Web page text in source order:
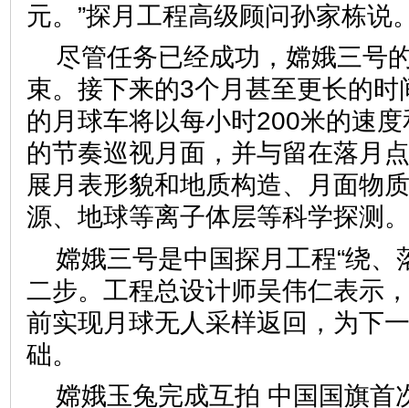
元。”探月工程高级顾问孙家栋说
尽管任务已经成功，嫦娥三号
束。接下来的3个月甚至更长的时
的月球车将以每小时200米的速度
的节奏巡视月面，并与留在落月
展月表形貌和地质构造、月面物
源、地球等离子体层等科学探测。
嫦娥三号是中国探月工程“绕、
二步。工程总设计师吴伟仁表示
前实现月球无人采样返回，为下
础。
嫦娥玉兔完成互拍 中国国旗首